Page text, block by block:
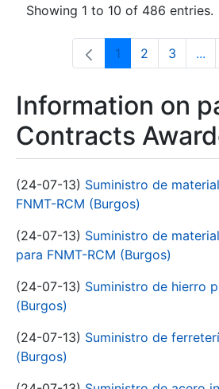
Showing 1 to 10 of 486 entries.
Page
1 Page
2 Page
3 ...
Information on
Contracts
(24-07-13) Suministro de
FNMT-RCM (Burgos)
(24-07-13) Suministro de
para FNMT-RCM (Burgos)
(24-07-13) Suministro de hierro
(Burgos)
(24-07-13) Suministro de
(Burgos)